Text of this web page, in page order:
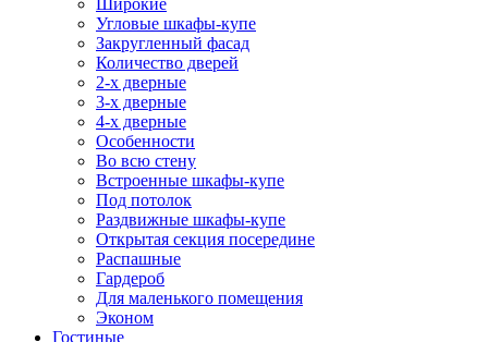
Широкие
Угловые шкафы-купе
Закругленный фасад
Количество дверей
2-х дверные
3-х дверные
4-х дверные
Особенности
Во всю стену
Встроенные шкафы-купе
Под потолок
Раздвижные шкафы-купе
Открытая секция посередине
Распашные
Гардероб
Для маленького помещения
Эконом
Гостиные